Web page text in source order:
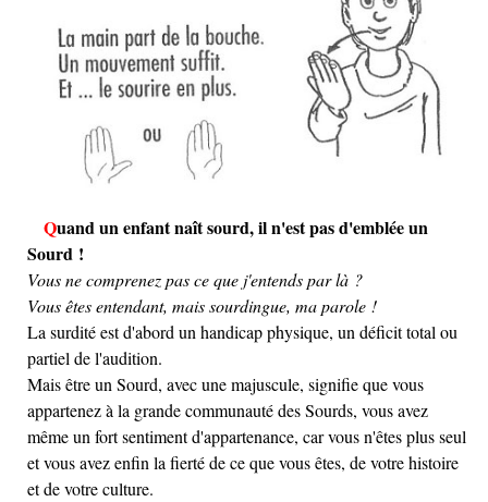
Quand un enfant naît sourd, il n'est pas d'emblée un
Sourd !
Vous ne comprenez pas ce que j'entends par là ?
Vous êtes entendant, mais sourdingue, ma parole !
La surdité est d'abord un handicap physique, un déficit total ou
partiel de l'audition.
Mais être un Sourd, avec une majuscule, signifie que vous
appartenez à la grande communauté des Sourds, vous avez
même un fort sentiment d'appartenance, car vous n'êtes plus seul
et vous avez enfin la fierté de ce que vous êtes, de votre histoire
et de votre culture.